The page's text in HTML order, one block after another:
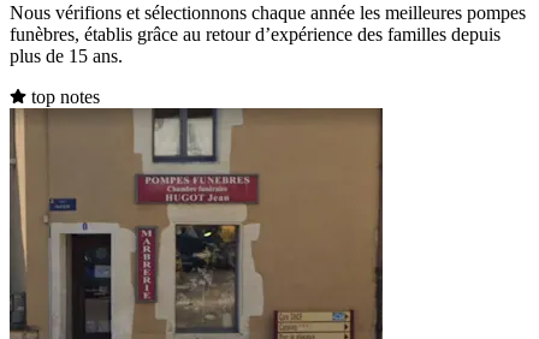
Nous vérifions et sélectionnons chaque année les meilleures pompes
funèbres, établis grâce au retour d’expérience des familles depuis
plus de 15 ans.
top notes